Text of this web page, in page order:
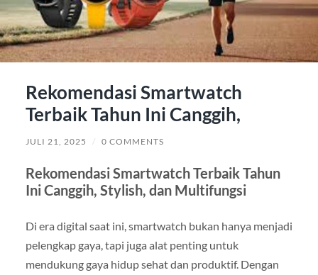
Rekomendasi Smartwatch
Terbaik Tahun Ini Canggih,
JULI 21, 2025 / 0 COMMENTS
Rekomendasi Smartwatch Terbaik Tahun
Ini Canggih, Stylish, dan Multifungsi
Di era digital saat ini, smartwatch bukan hanya menjadi
pelengkap gaya, tapi juga alat penting untuk
mendukung gaya hidup sehat dan produktif. Dengan